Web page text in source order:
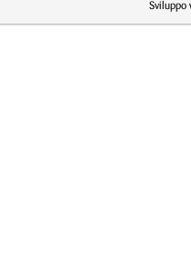
Sviluppo